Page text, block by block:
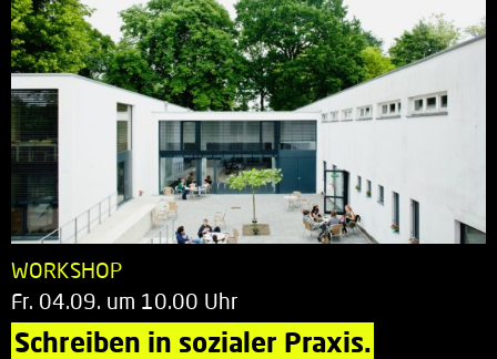
WORKSHOP
Fr. 04.09. um 10.00 Uhr
Schreiben in sozialer Praxis.